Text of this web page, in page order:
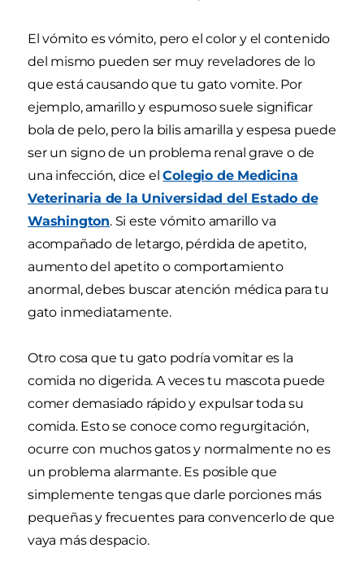
El vómito es vómito, pero el color y el contenido
del mismo pueden ser muy reveladores de lo
que está causando que tu gato vomite. Por
ejemplo, amarillo y espumoso suele significar
bola de pelo, pero la bilis amarilla y espesa puede
ser un signo de un problema renal grave o de
una infección, dice elColegio de Medicina
Veterinaria de la Universidad del Estado de
Washington. Si este vómito amarillo va
acompañado de letargo, pérdida de apetito,
aumento del apetito o comportamiento
anormal, debes buscar atención médica para tu
gato inmediatamente.
Otro cosa que tu gato podría vomitar es la
comida no digerida. A veces tu mascota puede
comer demasiado rápido y expulsar toda su
comida. Esto se conoce como regurgitación,
ocurre con muchos gatos y normalmente no es
un problema alarmante. Es posible que
simplemente tengas que darle porciones más
pequeñas y frecuentes para convencerlo de que
vaya más despacio.